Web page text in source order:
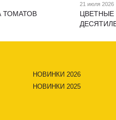
ТОМАТОВ
21 июля 2026
ЦВЕТНЫЕ
НОВИНКИ 2026
НОВИНКИ 2025